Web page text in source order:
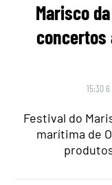
Marisco
concertos
15:30
Festival do
marítima de